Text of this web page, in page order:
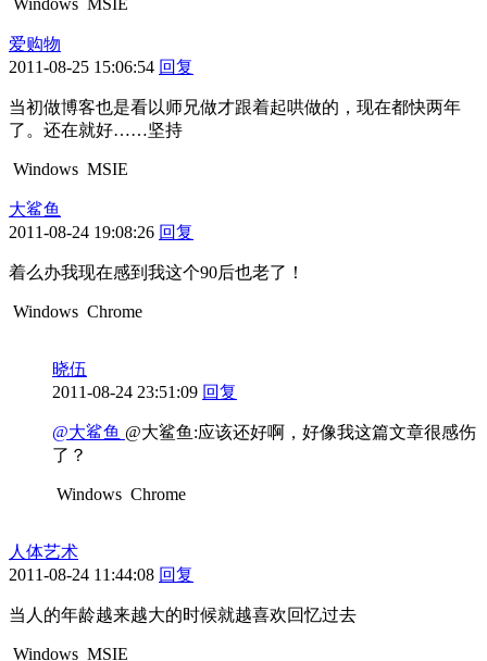
爱购物
2011-08-25 15:06:54 回复
当初做博客也是看以师兄做才跟着起哄做的，现在都快两年
了。还在就好……坚持
Windows MSIE
大鲨鱼
2011-08-24 19:08:26 回复
着么办我现在感到我这个90后也老了！
Windows Chrome
晓伍
2011-08-24 23:51:09 回复
@大鲨鱼 @大鲨鱼:应该还好啊，好像我这篇文章很感伤
了？
Windows Chrome
人体艺术
2011-08-24 11:44:08 回复
当人的年龄越来越大的时候就越喜欢回忆过去
Windows MSIE